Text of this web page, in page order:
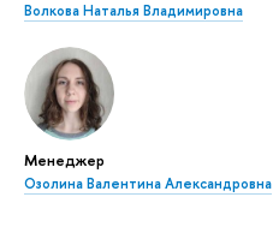
Волкова Наталья Владимировна
Менеджер
Озолина Валентина Александровна